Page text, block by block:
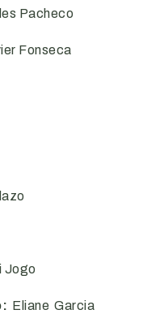
Pacheco
Fonseca
Jogo
Eliane Garcia